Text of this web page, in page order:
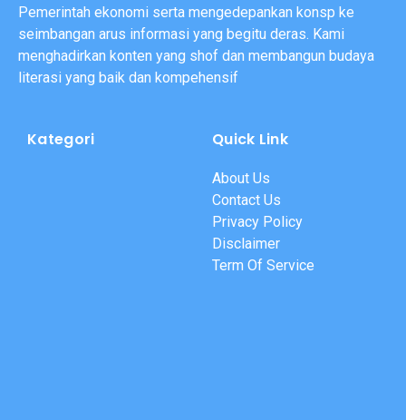
Pemerintah ekonomi serta mengedepankan konsp ke
seimbangan arus informasi yang begitu deras. Kami
menghadirkan konten yang shof dan membangun budaya
literasi yang baik dan kompehensif
Kategori Quick Link
About Us
Contact Us
Privacy Policy
Disclaimer
Term Of Service